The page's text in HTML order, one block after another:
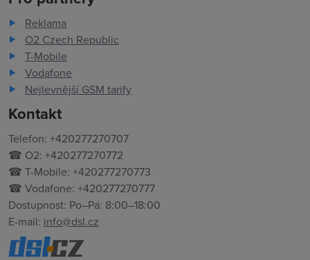
Reklama
O2 Czech Republic
T-Mobile
Vodafone
Nejlevnější GSM tarify
Kontakt
Telefon: +420277270707
☎ O2: +420277270772
☎ T-Mobile: +420277270773
☎ Vodafone: +420277270777
Dostupnost: Po–Pá: 8:00–18:00
E-mail: info@dsl.cz